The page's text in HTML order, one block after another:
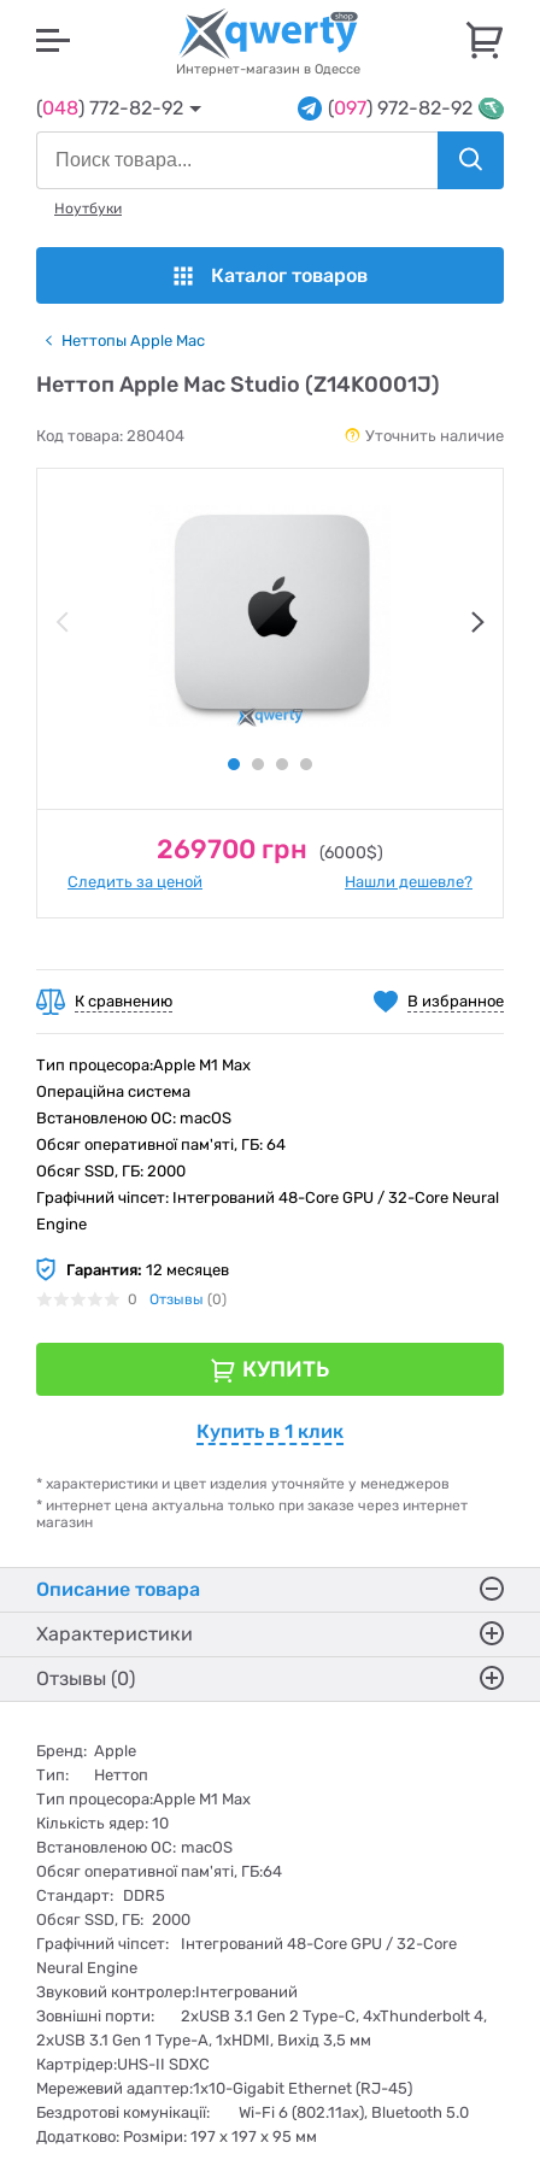
Интернет-магазин в Одессе
(048) 772-82-92 (097) 972-82-92
Ноутбуки
Каталог товаров
Неттопы Apple Mac
Неттоп Apple Mac Studio (Z14K0001J)
Код товара: 280404 Уточнить наличие
269700 грн (6000$)
Следить за ценой Нашли дешевле?
В избранное
К сравнению
Тип процесора:Apple M1 Max
Операційна система
Встановленою ОС: macOS
Обсяг оперативної пам'яті, ГБ: 64
Обсяг SSD, ГБ: 2000
Графічний чіпсет: Інтегрований 48-Core GPU / 32-Core Neural
Engine
Гарантия: 12 месяцев
0 Отзывы (0)
КУПИТЬ
Купить в 1 клик
* характеристики и цвет изделия уточняйте у менеджеров
* интернет цена актуальна только при заказе через интернет
магазин
Описание товара
Характеристики
Отзывы (0)
Бренд: Apple
Тип:
Неттоп
Тип процесора:Apple M1 Max
Кількість ядер: 10
Встановленою ОС: macOS
Обсяг оперативної пам'яті, ГБ:64
Стандарт: DDR5
Обсяг SSD, ГБ: 2000
Графічний чіпсет:
Інтегрований 48-Core GPU / 32-Core
Neural Engine
Звуковий контролер:Інтегрований
Зовнішні порти:
2xUSB 3.1 Gen 2 Type-C, 4xThunderbolt 4,
2xUSB 3.1 Gen 1 Type-A, 1xHDMI, Вихід 3,5 мм
Картрідер:UHS-II SDXC
Мережевий адаптер:1x10-Gigabit Ethernet (RJ-45)
Бездротові комунікації:
Wi-Fi 6 (802.11ax), Bluetooth 5.0
Додатково: Розміри: 197 x 197 x 95 мм